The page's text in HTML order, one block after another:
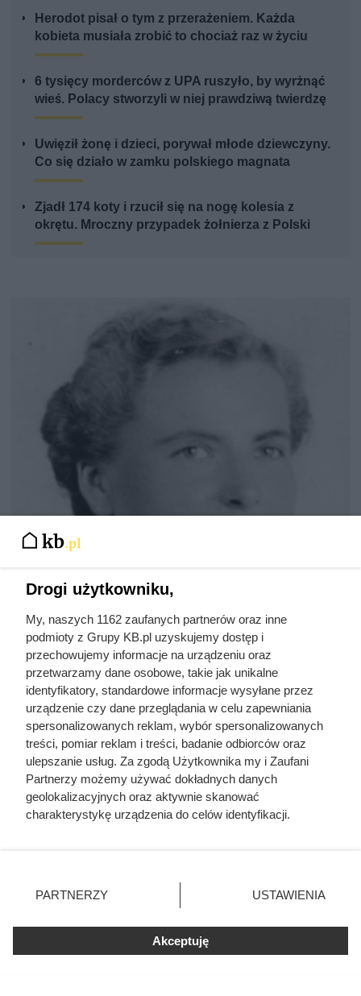
Herodot pisał o tym z przerażeniem. Każda
kobieta musiała zrobić to chociaż raz w życiu
6 tysięcy morderców z UPA ruszyło, by wyrżnąć
wieś. Polacy stworzyli w niej prawdziwą twierdzę
Uwięził żonę i dzieci, porywał młode dziewczyny.
Co się działo w zamku polskiego magnata
Zjadł 174 koty i rzucił się na nogę kolesia z
okrętu. Mroczny przypadek żołnierza z Polski
Kat w spódnicy. Najokrutniejsza
nadzorczyni Auschwitz przed
egzekucją wykrzyknęła „Niech
żyje Polska!”
Drogi użytkowniku,
My, naszych 1162 zaufanych partnerów oraz inne
podmioty z Grupy KB.pl uzyskujemy dostęp i
przechowujemy informacje na urządzeniu oraz
przetwarzamy dane osobowe, takie jak unikalne
identyfikatory, standardowe informacje wysyłane przez
urządzenie czy dane przeglądania w celu zapewniania
spersonalizowanych reklam, wybór spersonalizowanych
treści, pomiar reklam i treści, badanie odbiorców oraz
ulepszanie usług. Za zgodą Użytkownika my i Zaufani
Partnerzy możemy używać dokładnych danych
geolokalizacyjnych oraz aktywnie skanować
charakterystykę urządzenia do celów identyfikacji.
zmienić/wycofać klikając przycisk ustawień prywatności
znajdujący się w lewym dolnym rogu strony. Niektóre
użytkownika, ale masz prawo sprzeciwić się takiemu
przetwarzaniu. Preferencje będą miały zastosowania tylko
PARTNERZY USTAWIENIA
Akceptuję